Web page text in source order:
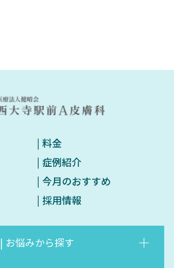
| 料金
| 症例紹介
| 今月のおすすめ
| 採用情報
| お悩みから探す